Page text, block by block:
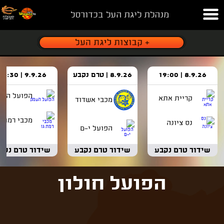
מנהלת ליגת העל בכדורסל
8.9.26 | 19:00
קריית אתא
נס ציונה
שידור טרם נקבע
8.9.26 | טרם נקבע
מכבי אשדוד
הפועל י-ם
שידור טרם נקבע
9.9.26 | 18:30
הפועל
מכבי רמת
שידור טרם
הפועל חולון